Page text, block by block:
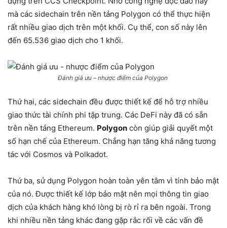
mà các sidechain trên nền tảng Polygon có thể thực hiện
rất nhiều giao dịch trên một khối. Cụ thể, con số này lên
đến 65.536 giao dịch cho 1 khối.
Đánh giá ưu – nhược điểm của Polygon
Thứ hai, các sidechain đều được thiết kế để hỗ trợ nhiều
giao thức tài chính phi tập trung. Các DeFi này đã có sẵn
trên nền tảng Ethereum. Polygon còn giúp giải quyết một
số hạn chế của Ethereum. Chẳng hạn tăng khả năng tương
tác với Cosmos và Polkadot.
Thứ ba, sử dụng Polygon hoàn toàn yên tâm vì tính bảo mật
của nó. Được thiết kế lớp bảo mật nên mọi thông tin giao
dịch của khách hàng khó lòng bị rò rỉ ra bên ngoài. Trong
khi nhiều nền tảng khác đang gặp rắc rối về các vấn đề